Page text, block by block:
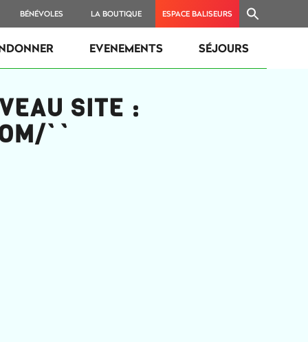
BÉNÉVOLES LA BOUTIQUE ESPACE BALISEURS
EVENEMENTS SÉJOURS
SITE :
``